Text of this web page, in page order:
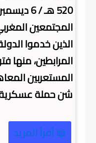
المجتمعين
الذين خدموا
المستعربين
شن حملة عسكرية
📖 أقرأ المزيد